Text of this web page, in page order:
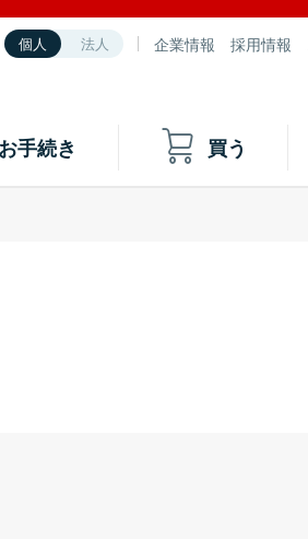
個人 法人 企業情報 採用情報
手続き 買う